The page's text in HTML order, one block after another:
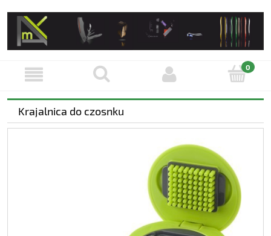
Krajalnica do czosnku